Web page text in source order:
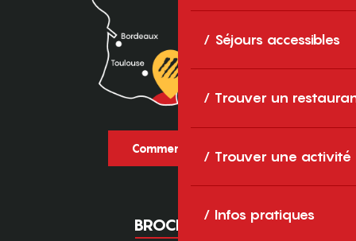
Séjours accessibles
Trouver un
Trouver une activité
Infos pratiques
Comment venir ?
BROCHURES